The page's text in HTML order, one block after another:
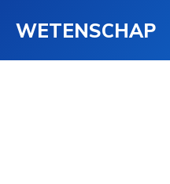
WETENSCHAP